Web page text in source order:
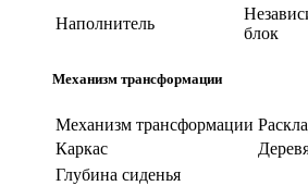
Наполнитель
блок
Механизм трансформации
Механизм трансформации
Каркас
Глубина сиденья